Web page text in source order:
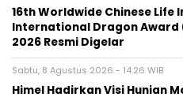
16th Worldwide Chinese Life
International Dragon Award
2026 Resmi Digelar
Sabtu, 8 Agustus 2026 - 14:26 WIB
Himel Hadirkan Visi Hunian